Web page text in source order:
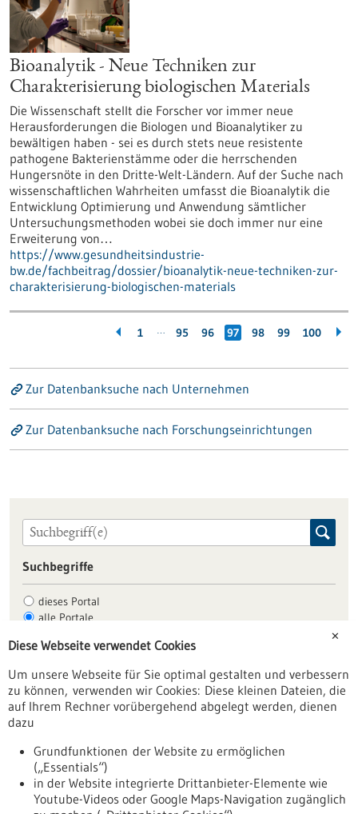
Bioanalytik - Neue Techniken zur
Charakterisierung biologischen Materials
Die Wissenschaft stellt die Forscher vor immer neue
Herausforderungen die Biologen und Bioanalytiker zu
bewältigen haben - sei es durch stets neue resistente
pathogene Bakterienstämme oder die herrschenden
Hungersnöte in den Dritte-Welt-Ländern. Auf der Suche nach
wissenschaftlichen Wahrheiten umfasst die Bioanalytik die
Entwicklung Optimierung und Anwendung sämtlicher
Untersuchungsmethoden wobei sie doch immer nur eine
Erweiterung von…
https://www.gesundheitsindustrie-
bw.de/fachbeitrag/dossier/bioanalytik-neue-techniken-zur-
charakterisierung-biologischen-materials
1 … 95 96 97 98 99 100
Zur Datenbanksuche nach Unternehmen
Zur Datenbanksuche nach Forschungseinrichtungen
Suchbegriffe
dieses Portal
alle Portale
Allgemein
Fachbeiträge
Förderungen
Veranstaltungen
Erscheinungsdatum
✕
Diese Webseite verwendet Cookies
Um unsere Webseite für Sie optimal gestalten und verbessern
zu können, verwenden wir Cookies: Diese kleinen Dateien, die
auf Ihrem Rechner vorübergehend abgelegt werden, dienen
dazu
Grundfunktionen der Website zu ermöglichen
(„Essentials“)
in der Website integrierte Drittanbieter-Elemente wie
Youtube-Videos oder Google Maps-Navigation zugänglich